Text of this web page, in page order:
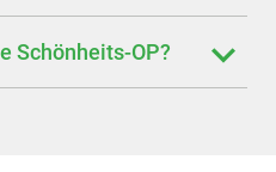
Schönheits-OP?